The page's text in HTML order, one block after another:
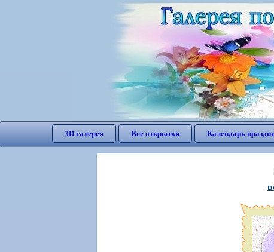
3D галерея Все открытки Календарь